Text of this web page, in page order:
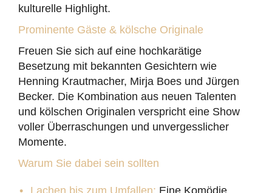
kulturelle Highlight.
Prominente Gäste & kölsche Originale
Freuen Sie sich auf eine hochkarätige
Besetzung mit bekannten Gesichtern wie
Henning Krautmacher, Mirja Boes und Jürgen
Becker. Die Kombination aus neuen Talenten
und kölschen Originalen verspricht eine Show
voller Überraschungen und unvergesslicher
Momente.
Warum Sie dabei sein sollten
Lachen bis zum Umfallen: Eine Komödie